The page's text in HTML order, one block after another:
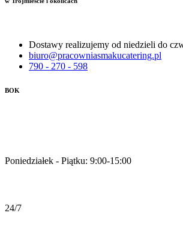
Dostawy realizujemy od niedzieli do
biuro@pracowniasmakucatering.pl
790 - 270 - 598
BOK
Poniedziałek - Piątku: 9:00-15:00
24/7